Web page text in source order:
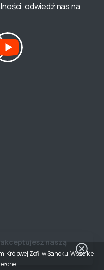
odwiedź nas na
Królowej Zofii w Sanoku. Wszelkie
naszą